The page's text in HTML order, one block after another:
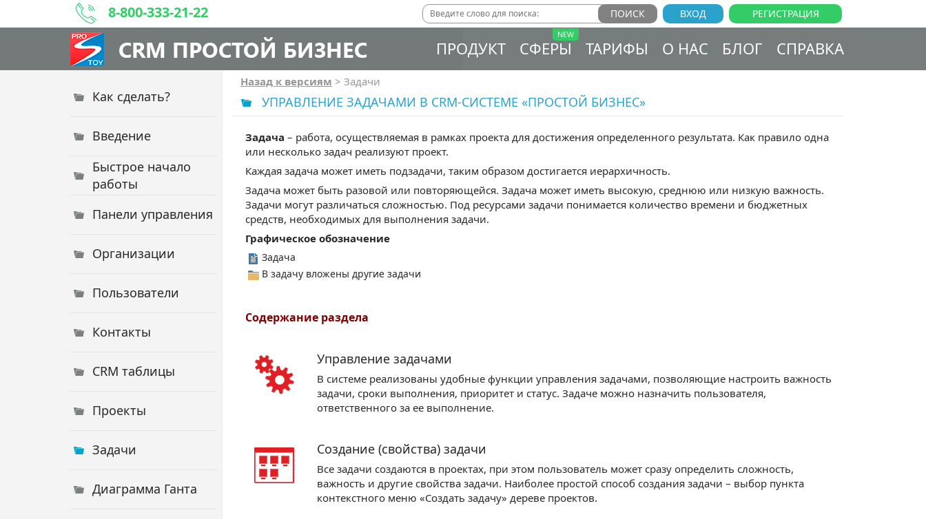
8-800-333-21-22 РЕГИСТРАЦИЯ
ВХОД
CRM ПРОСТОЙ БИЗНЕС ПРОДУКТ СФЕРЫ ТАРИФЫ О НАС БЛОГ СПРАВКА
Как сделать?
Введение
Быстрое начало
работы
Панели управления
Организации
Пользователи
Контакты
CRM таблицы
Проекты
Задачи
Диаграмма Ганта
Назад к версиям > Задачи
УПРАВЛЕНИЕ ЗАДАЧАМИ В CRM-СИСТЕМЕ «ПРОСТОЙ БИЗНЕС»
Задача – работа, осуществляемая в рамках проекта для достижения определенного результата. Как правило одна
или несколько задач реализуют проект.
Каждая задача может иметь подзадачи, таким образом достигается иерархичность.
Задача может быть разовой или повторяющейся. Задача может иметь высокую, среднюю или низкую важность.
Задачи могут различаться сложностью. Под ресурсами задачи понимается количество времени и бюджетных
средств, необходимых для выполнения задачи.
Графическое обозначение
Задача
В задачу вложены другие задачи
Содержание раздела
Управление задачами
В системе реализованы удобные функции управления задачами, позволяющие настроить важность
задачи, сроки выполнения, приоритет и статус. Задаче можно назначить пользователя,
ответственного за ее выполнение.
Создание (свойства) задачи
Все задачи создаются в проектах, при этом пользователь может сразу определить сложность,
важность и другие свойства задачи. Наиболее простой способ создания задачи – выбор пункта
контекстного меню «Создать задачу» дереве проектов.